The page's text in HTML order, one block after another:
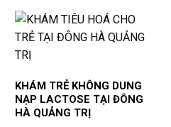
KHÁM TRẺ KHÔNG DUNG
NẠP LACTOSE TẠI ĐÔNG
HÀ QUẢNG TRỊ